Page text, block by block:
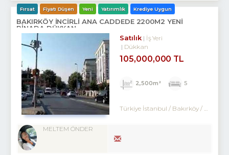
Fırsat Fiyatı Düşen Yeni Yatırımlık Krediye Uygun
BAKIRKÖY İNCİRLİ ANA CADDEDE 2200M2 YENİ
BİNADA DÜKKAN
Satılık
İş Yeri
Dükkan
105,000,000 TL
2,500m² 5
Türkiye İstanbul / Bakırköy/ Ataköy
MELTEM ÖNDER